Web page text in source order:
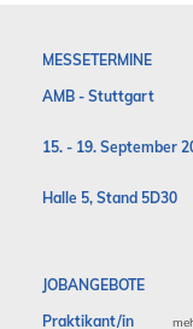
MESSETERMINE
AMB - Stuttgart
15. - 19. September
Halle 5, Stand 5D30
JOBANGEBOTE
Praktikant/in